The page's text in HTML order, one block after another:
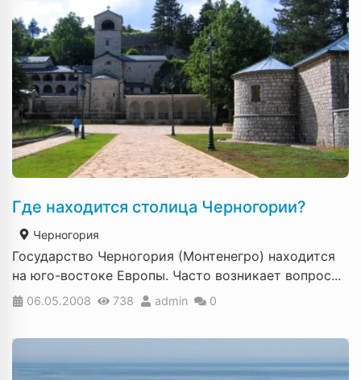
Где находится столица Черногории?
Черногория
Государство Черногория (Монтенегро) находится
на юго-востоке Европы. Часто возникает вопрос...
06.05.2008 738 admin 0